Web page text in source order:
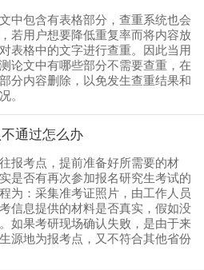
中包含有表格部分，查重系统也会
若用户想要降低重复率而将内容放
表格中的文字进行查重。因此当用
论文中有哪些部分不需要查重，在
分内容删除，以免发生查重结果和
。
通过怎么办
报考点，提前准备好所需要的材
是否有再次参加报名研究生考试的
为：采集准考证照片，由工作人员
信息提供的材料是否真实，假如没
如果考研现场确认失败，是由于来
源地为报考点，又不符合其他省份